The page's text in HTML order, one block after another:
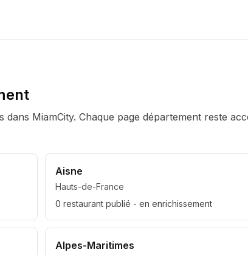
MiamCity. Chaque page département reste
Aisne
Hauts-de-France
0 restaurantpublié - en enrichissement
Alpes-Maritimes